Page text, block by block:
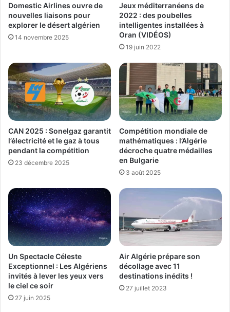
Domestic Airlines ouvre de
nouvelles liaisons pour
explorer le désert algérien
14 novembre 2025
Jeux méditerranéens de
2022 : des poubelles
intelligentes installées à
Oran (VIDÉOS)
19 juin 2022
CAN 2025 : Sonelgaz garantit
l’électricité et le gaz à tous
pendant la compétition
23 décembre 2025
Compétition mondiale de
mathématiques : l’Algérie
décroche quatre médailles
en Bulgarie
3 août 2025
Un Spectacle Céleste
Exceptionnel : Les Algériens
invités à lever les yeux vers
le ciel ce soir
27 juin 2025
Air Algérie prépare son
décollage avec 11
destinations inédits !
27 juillet 2023